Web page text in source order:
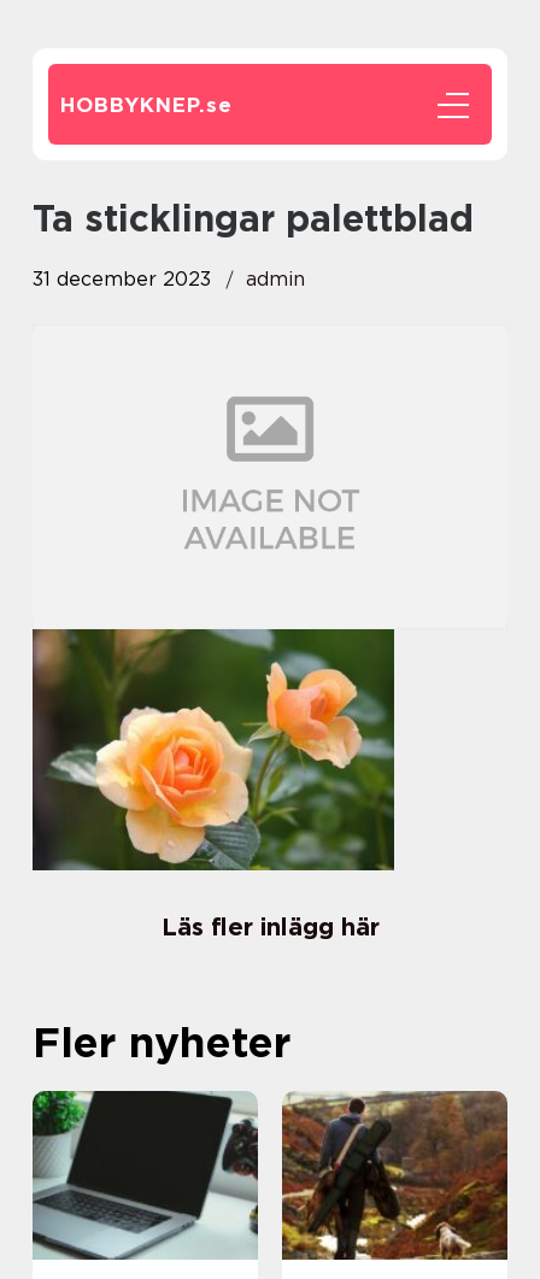
HOBBYKNEP.se
ta sticklingar palettblad
31 december 2023 admin
Läs fler inlägg här
Fler nyheter